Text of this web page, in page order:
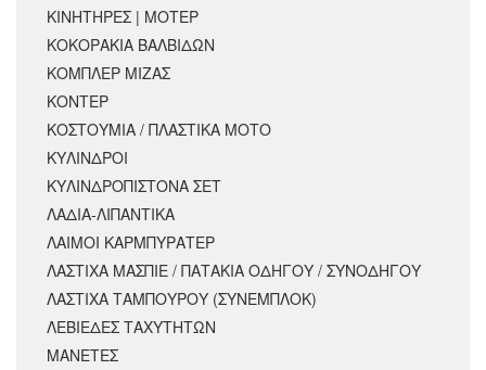
ΚΙΝΗΤΗΡΕΣ | ΜΟΤΕΡ
ΚΟΚΟΡΑΚΙΑ ΒΑΛΒΙΔΩΝ
ΚΟΜΠΛΕΡ ΜΙΖΑΣ
ΚΟΝΤΕΡ
ΚΟΣΤΟΥΜΙΑ / ΠΛΑΣΤΙΚΑ ΜΟΤΟ
ΚΥΛΙΝΔΡΟΙ
ΚΥΛΙΝΔΡΟΠΙΣΤΟΝΑ ΣΕΤ
ΛΑΔΙΑ-ΛΙΠΑΝΤΙΚΑ
ΛΑΙΜΟΙ ΚΑΡΜΠΥΡΑΤΕΡ
ΛΑΣΤΙΧΑ ΜΑΣΠΙΕ / ΠΑΤΑΚΙΑ ΟΔΗΓΟΥ / ΣΥΝΟΔΗΓΟΥ
ΛΑΣΤΙΧΑ ΤΑΜΠΟΥΡΟΥ (ΣΥΝΕΜΠΛΟΚ)
ΛΕΒΙΕΔΕΣ ΤΑΧΥΤΗΤΩΝ
ΜΑΝΕΤΕΣ